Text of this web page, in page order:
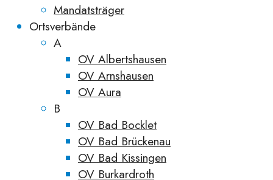
Mandatsträger
Ortsverbände
A
OV Albertshausen
OV Arnshausen
OV Aura
B
OV Bad Bocklet
OV Bad Brückenau
OV Bad Kissingen
OV Burkardroth